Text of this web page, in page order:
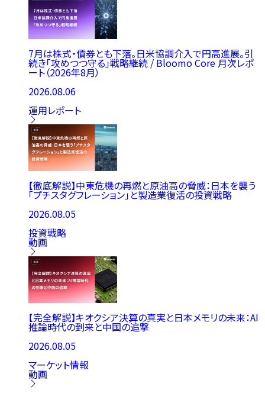
7月は株式・債券とも下落。日米協調介入で円高進展。引
続き「攻めつつ守る」戦略継続 / Bloomo Core 月次レポ
ート（2026年8月）
2026.08.06
運用レポート
【徹底解説】中東危機の再燃と原油高の脅威：日本を襲う
「プチスタグフレーション」と製造業復活の投資戦略
2026.08.05
投資戦略
動画
【完全解説】キオクシア決算の真実と日本メモリの未来：AI
推論時代の到来と中国の追撃
2026.08.05
マーケット情報
動画